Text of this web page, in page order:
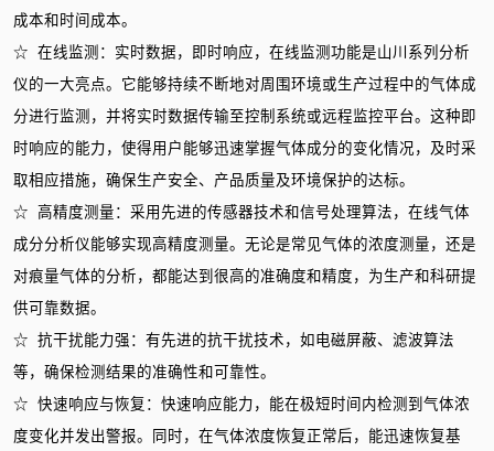
成本和时间成本。
☆ 在线监测：实时数据，即时响应，在线监测功能是山川系列分析
仪的一大亮点。它能够持续不断地对周围环境或生产过程中的气体成
分进行监测，并将实时数据传输至控制系统或远程监控平台。这种即
时响应的能力，使得用户能够迅速掌握气体成分的变化情况，及时采
取相应措施，确保生产安全、产品质量及环境保护的达标。
☆ 高精度测量：采用先进的传感器技术和信号处理算法，在线气体
成分分析仪能够实现高精度测量。无论是常见气体的浓度测量，还是
对痕量气体的分析，都能达到很高的准确度和精度，为生产和科研提
供可靠数据。
☆ 抗干扰能力强：有先进的抗干扰技术，如电磁屏蔽、滤波算法
等，确保检测结果的准确性和可靠性。
☆ 快速响应与恢复：快速响应能力，能在极短时间内检测到气体浓
度变化并发出警报。同时，在气体浓度恢复正常后，能迅速恢复基